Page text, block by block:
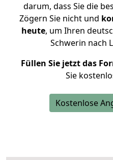
darum, dass Sie die
Zögern Sie nicht und
heute, um Ihren
Schwerin nach
Füllen Sie jetzt das
Sie
Kostenlose